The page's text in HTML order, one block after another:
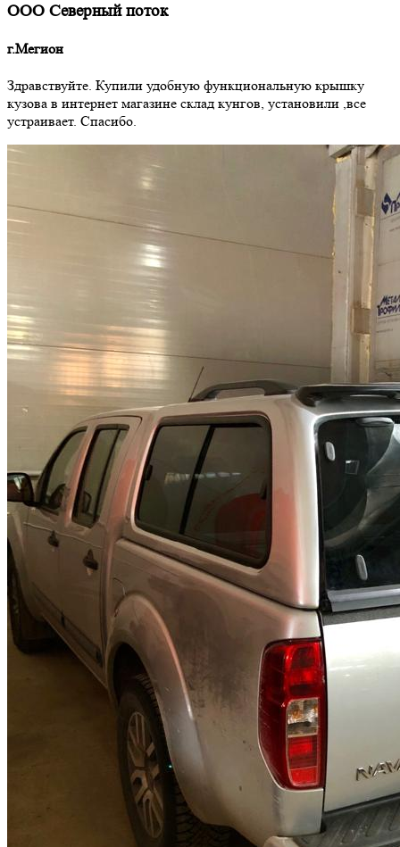
ООО Северный поток
г.Мегион
Здравствуйте. Купили удобную функциональную крышку
кузова в интернет магазине склад кунгов, установили ,все
устраивает. Спасибо.